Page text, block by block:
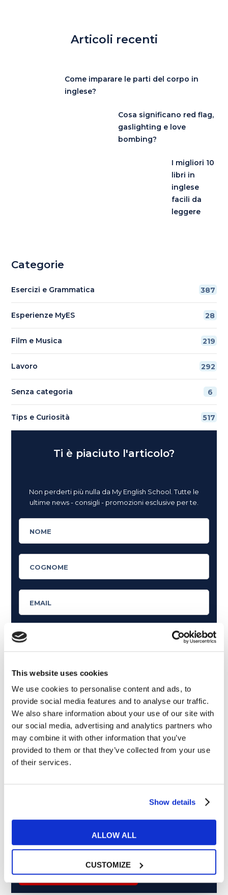
This website uses cookies
We use cookies to personalise content and ads, to
provide social media features and to analyse our traffic.
We also share information about your use of our site with
our social media, advertising and analytics partners who
may combine it with other information that you’ve
provided to them or that they’ve collected from your use
of their services.
Show details
ALLOW ALL
CUSTOMIZE
Articoli recenti
Come imparare le parti del corpo in
inglese?
Cosa significano red flag,
gaslighting e love
bombing?
I migliori 10
libri in
inglese
facili da
leggere
Categorie
Esercizi e Grammatica 387
Esperienze MyES 28
Film e Musica 219
Lavoro 292
Senza categoria 6
Tips e Curiosità 517
Ti è piaciuto l'articolo?
Non perderti più nulla da My English School. Tutte le
ultime news - consigli - promozioni esclusive per te.
Cosa ti piace leggere?
Articoli dedicati alla grammatica inglese
Articoli dedicati a inglese nel mondo del lavoro
Articoli con tips e new sulla lingua inglese
Articoli divertenti su film e musica
al trattamento dei miei dati personali in conformità
relative ai prodotti e servizi a marchio MyES
RICHIEDI INFORMAZIONI